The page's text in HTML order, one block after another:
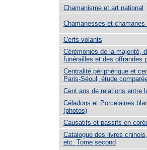
Chamanisme et art national
Chamanesses et chamanes
Cerfs-volants
Cérémonies de la majorité,
funérailles et des offrandes
Centralité périphérique et
Paris-Séoul, étude
Cent ans de relations entre
Céladons et Porcelaines
(photos)
Causatifs et passifs en
Catalogue des livres
etc. Tome second